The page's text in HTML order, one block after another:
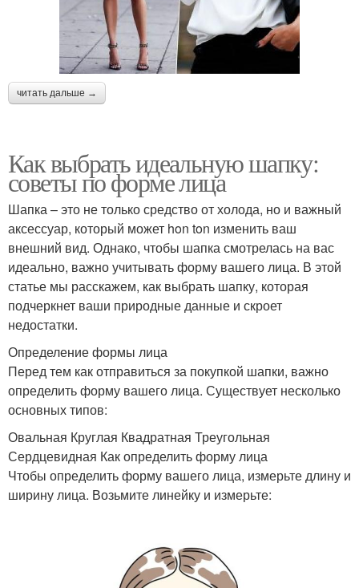
читать дальше →
Как выбрать идеальную шапку:
советы по форме лица
Шапка – это не только средство от холода, но и важный
аксессуар, который может hon ton изменить ваш
внешний вид. Однако, чтобы шапка смотрелась на вас
идеально, важно учитывать форму вашего лица. В этой
статье мы расскажем, как выбрать шапку, которая
подчеркнет ваши природные данные и скроет
недостатки.
Определение формы лица
Перед тем как отправиться за покупкой шапки, важно
определить форму вашего лица. Существует несколько
основных типов:
Овальная Круглая Квадратная Треугольная
Сердцевидная Как определить форму лица
Чтобы определить форму вашего лица, измерьте длину и
ширину лица. Возьмите линейку и измерьте: